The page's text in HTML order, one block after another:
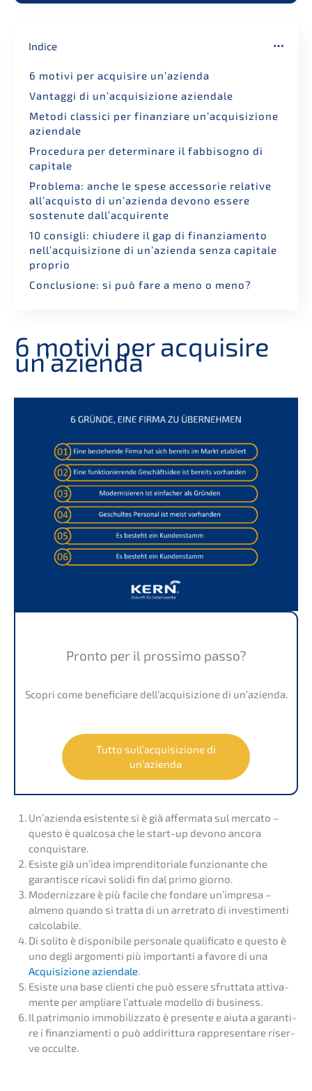
Indice
6 motivi per acqui­si­re un’azienda
Vantag­gi di un’ac­qui­si­zio­ne aziendale
Metodi classi­ci per finan­zia­re un’ac­qui­si­zio­ne
aziendale
Proce­du­ra per deter­mina­re il fabbi­so­g­no di
capitale
Proble­ma: anche le spese access­orie relati­ve
all’ac­quis­to di un’azi­en­da devono essere
sostenute dall’acquirente
10 consig­li: chiude­re il gap di finan­zia­men­to
nell’ac­qui­si­zio­ne di un’azi­en­da senza capita­le
proprio
Conclu­sio­ne: si può fare a meno o meno?
6 motivi per acqui­si­re
un’azienda
Pronto per il prossi­mo passo?
Scopri come benefi­ci­a­re dell’ac­qui­si­zio­ne di un’azienda.
Tutto sull’ac­qui­si­zio­ne di
un’azienda
Un’azi­en­da esisten­te si è già affer­ma­ta sul merca­to –
questo è qualco­sa che le start-up devono ancora
conquistare.
Esiste già un’idea impren­di­to­ria­le funzio­n­an­te che
garan­tis­ce ricavi solidi fin dal primo giorno.
Moder­niz­za­re è più facile che fonda­re un’im­pre­sa –
almeno quando si tratta di un arretra­to di inves­ti­men­ti
calcolabile.
Di solito è dispo­ni­bi­le perso­na­le quali­fi­ca­to e questo è
uno degli argomen­ti più importan­ti a favore di una
Acqui­si­zio­ne aziend­a­le.
Esiste una base clienti che può essere sfrut­ta­ta attiva­
men­te per amplia­re l’attua­le model­lo di business.
Il patri­mo­nio immobi­liz­za­to è presen­te e aiuta a garan­ti­
re i finan­zia­men­ti o può addirit­tu­ra rappre­sen­ta­re riser­
ve occulte.